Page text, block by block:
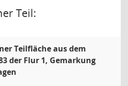
Teil:
Teilfläche aus dem
der Flur 1, Gemarkung